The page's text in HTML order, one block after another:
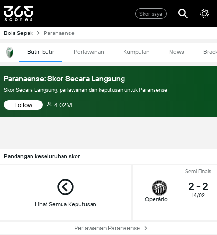
Skor saya
Bola Sepak Paranaense
Butir-butir Perlawanan Kumpulan News
Paranaense: Skor Secara Langsung
Skor Secara Langsung, perlawanan dan keputusan untuk Paranaense
Follow 4.02M
Pandangan keseluruhan skor
Lihat Semua Keputusan
Semi Finals
Operário-PR
2 - 2
14/02
Perlawanan Paranaense